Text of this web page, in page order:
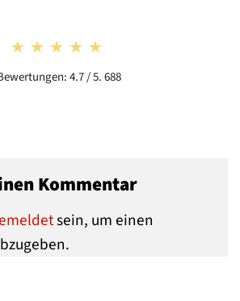
★★★★★
★★★★★
4.7 / 5. 688
Kommentar
sein, um einen